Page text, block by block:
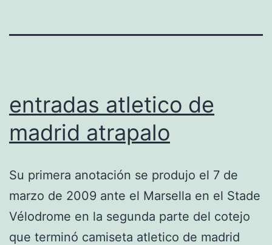
entradas atletico de
madrid atrapalo
Su primera anotación se produjo el 7 de
marzo de 2009 ante el Marsella en el Stade
Vélodrome en la segunda parte del cotejo
que terminó camiseta atletico de madrid